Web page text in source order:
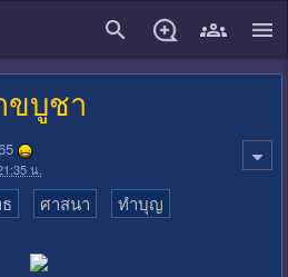
ขบูชา
น.
ศาสนา ทำบุญ
close